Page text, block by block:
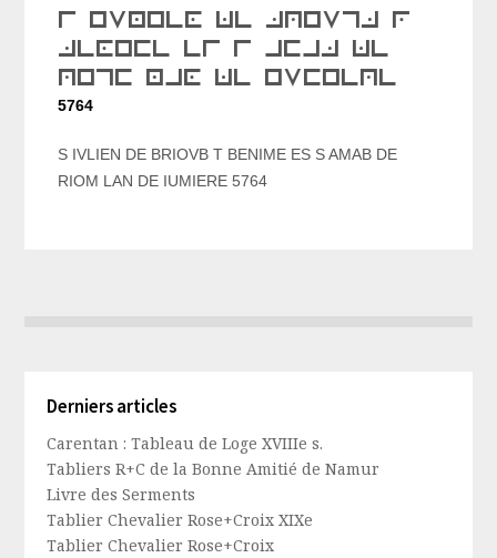
s ivlien de briuob t
benime es s amab de
riom lan de iumiere
5764
S IVLIEN DE BRIOVB T BENIME ES S AMAB DE
RIOM LAN DE IUMIERE 5764
Derniers articles
Carentan : Tableau de Loge XVIIIe s.
Tabliers R+C de la Bonne Amitié de Namur
Livre des Serments
Tablier Chevalier Rose+Croix XIXe
Tablier Chevalier Rose+Croix